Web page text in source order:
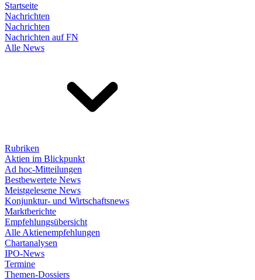
Startseite
Nachrichten
Nachrichten
Nachrichten auf FN
Alle News
Rubriken
Aktien im Blickpunkt
Ad hoc-Mitteilungen
Bestbewertete News
Meistgelesene News
Konjunktur- und Wirtschaftsnews
Marktberichte
Empfehlungsübersicht
Alle Aktienempfehlungen
Chartanalysen
IPO-News
Termine
Themen-Dossiers